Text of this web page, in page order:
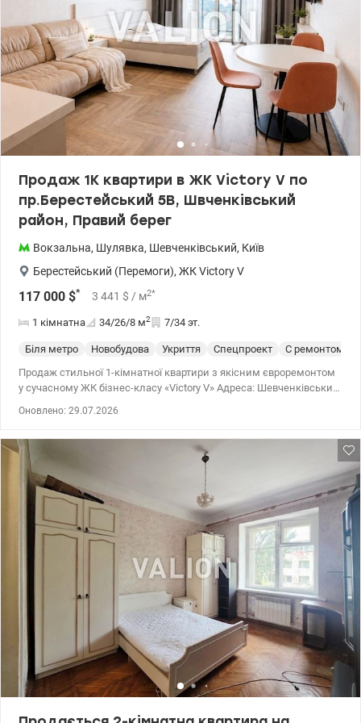
Продаж 1К квартири в ЖК Victоry V по
пр.Берестейський 5В, Швченківський
район, Правий берег
Вокзальна, Шулявка, Шевченківський, Київ
Берестейський (Перемоги), ЖК Victory V
117 000 $* 3 441 $ / м2*
1 кімнатна 34/26/8 м2 7/34 эт.
Біля метро Новобудова Укриття Спецпроект
С ремонтом
Продаж стильної 1-кімнатної квартири з якісним євроремонтом
у сучасному ЖК бізнес-класу «Victоry V» Адреса: Шевченківський
готова для затишного життя або під високоліквідний арендний
орендарів). Розташування на 7-му поверсі . Головні переваги
квартири: Стан: Виконано сучасний євроремонт із
використанням надійних матеріалів Параметри: Загальна
площа 34 м.кв , знаходиться на 7/34 поверсі. У будинку
встановлені швидкісні безшумні ліфти. Економічність: Невеликі
комунальні платежі завдяки енергоефективності будинку та
індивідуальним лічильникам на опалення, воду та світло.
Інфраструктура та локація (Центр міста): Транспортний вузол:
Дуже зручна транспортна розв'язка. До станції метро
«Вокзальна» 9 хвилин пішки, до метро «Політехнічний інститут»
10 хвилин. До самого серця Києва (Хрещатик, Бессарабський
ринок) всього 2.8 км. Комфорт: У пішій доступності
розташований ТРЦ «Україна», супермаркети, фітнес-клуби,
кінотеатр та безліч ресторанів і кафе. Безпека та сервіс
комплексу: Цілодобова охорона, відеоспостереження та система
електронних перепусток. Презентабельний ресепшн та
консьєрж-сервіс. Наявність багаторівневого паркінгу (є
Оновлено: 29.07.2026